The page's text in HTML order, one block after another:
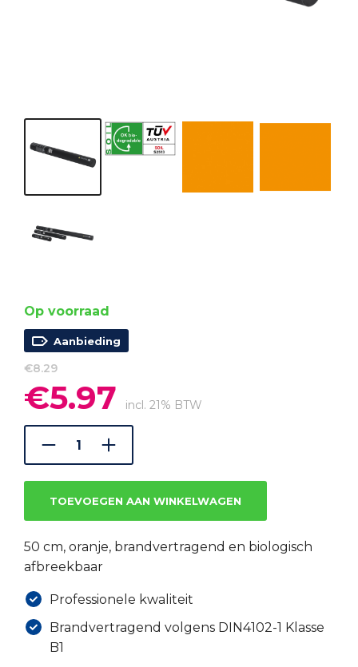
Op voorraad
Aanbieding
€8.29
Oorspronkelijke
prijs
was:
€8.29.
€5.97 prijs
is:
incl. 21% BTW
TOEVOEGEN AAN WINKELWAGEN
50 cm, oranje, brandvertragend en biologisch
afbreekbaar
Professionele kwaliteit
Brandvertragend volgens DIN4102-1 Klasse
B1